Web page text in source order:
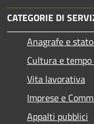
CATEGORIE DI
Anagrafe e
Cultura e
Vita lavorativa
Imprese e
Appalti pubblici